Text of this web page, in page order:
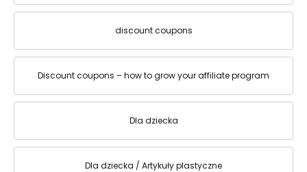
discount coupons
Discount coupons – how to grow your affiliate program
Dla dziecka
Dla dziecka / Artykuły plastyczne